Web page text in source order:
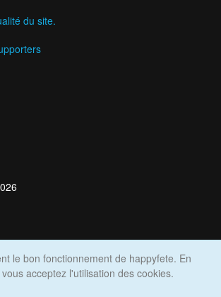
du site.
le bon fonctionnement de happyfete. En
acceptez l'utilisation des cookies.